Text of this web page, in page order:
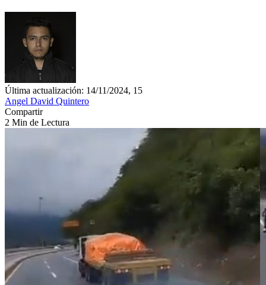
Última actualización: 14/11/2024, 15
Angel David Quintero
Compartir
2 Min de Lectura